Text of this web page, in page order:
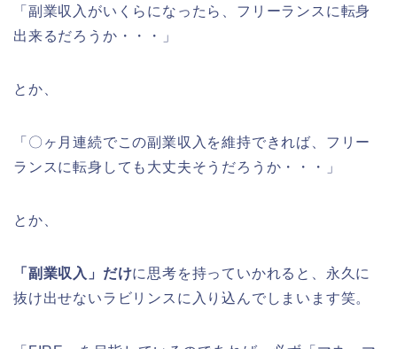
「副業収入がいくらになったら、フリーランスに転身
出来るだろうか・・・」
とか、
「〇ヶ月連続でこの副業収入を維持できれば、フリー
ランスに転身しても大丈夫そうだろうか・・・」
とか、
「副業収入」だけに思考を持っていかれると、永久に
抜け出せないラビリンスに入り込んでしまいます笑。